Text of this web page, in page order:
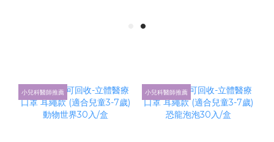
小兒科醫師推薦 小兒科醫師推薦